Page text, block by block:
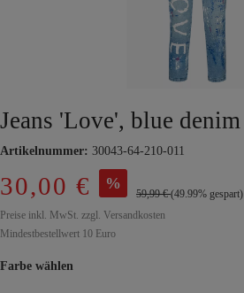
Jeans 'Love', blue denim
Artikelnummer: 30043-64-210-011
30,00 € %
59,99 €(49.99% gespart)
Preise inkl. MwSt. zzgl. Versandkosten
Mindestbestellwert 10 Euro
Farbe wählen